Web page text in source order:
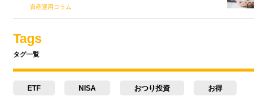
資産運用コラム
Tags
タグ一覧
ETF NISA おつり投資 お得